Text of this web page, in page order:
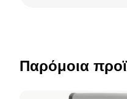
Παρόμοια